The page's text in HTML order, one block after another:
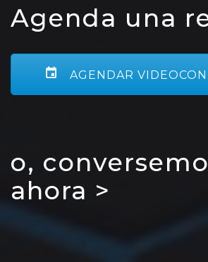
Agenda una
AGENDAR
o,
ahora >